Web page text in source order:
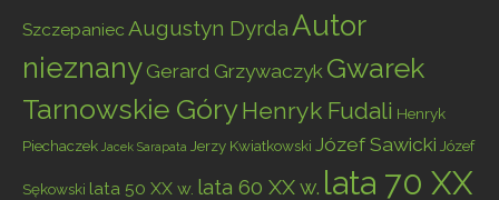
Szczepaniec Augustyn DyrdaAutor
nieznany Gerard Grzywaczyk Gwarek
Tarnowskie GóryHenryk Fudali Henryk
Piechaczek Jacek Sarapata Jerzy Kwiatkowski Józef Sawicki Józef
Sękowski lata 50 XX w. lata 60 XX w. lata 70 XX